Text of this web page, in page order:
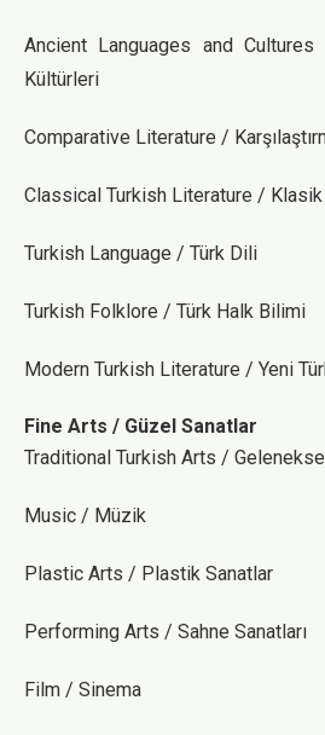
Ancient Languages and
Kültürleri
Comparative Literature /
Classical Turkish Literature / Klasik
Turkish Language / Türk Dili
Turkish Folklore / Türk Halk Bilimi
Modern Turkish Literature / Yeni
Fine Arts / Güzel Sanatlar
Traditional Turkish Arts /
Music / Müzik
Plastic Arts / Plastik Sanatlar
Performing Arts / Sahne Sanatları
Film / Sinema